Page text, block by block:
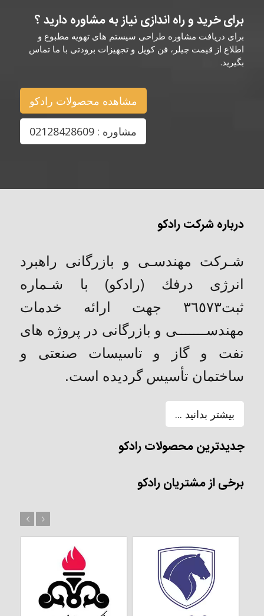
برای خرید و راه اندازی نیاز به مشاوره دارید ؟
برای دریافت مشاوره طراحی سیستم های تهویه مطبوع و
اطلاع از قیمت چیلر، فن کویل و تجهیزات برودتی با ما تماس
بگیرید.
مشاهده محصولات رادکو
مشاوره : 02128428609
درباره شرکت رادکو
شـركت مهندسـی و بازرگانی راهبرد
انرژی درفك (رادکو) با شـماره
ثبت٣٦٥٧٣ جهت ارائه خدمات
مهندســـــــی و بازرگانی در پروژه های
نفت و گاز و تاسیسات صنعتی و
ساختمان تأسیس گردیده است.
بیشتر بدانید ...
جدیدترین محصولات رادکو
برخی از مشتریان رادکو